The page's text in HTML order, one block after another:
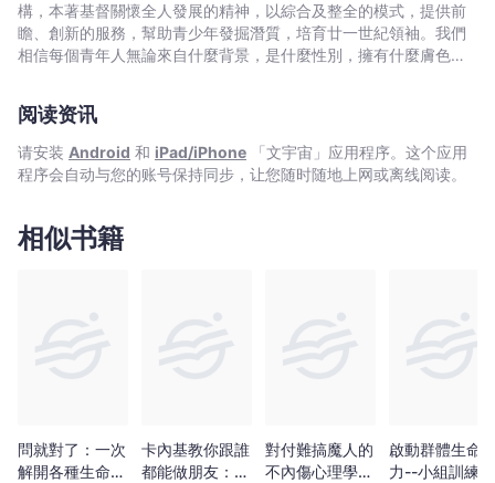
構，本著基督關懷全人發展的精神，以綜合及整全的模式，提供前
瞻、創新的服務，幫助青少年發掘潛質，培育廿一世紀領袖。我們
相信每個青年人無論來自什麼背景，是什麼性別，擁有什麼膚色，
阅读资讯
请安装 Android 和 iPad/iPhone 「文宇宙」应用程序。这个应用
程序会自动与您的账号保持同步，让您随时随地上网或离线阅读。
相似书籍
問就對了：一次
解開各種生命困
卡內基教你跟誰
都能做朋友：影
對付難搞魔人的
不內傷心理學：
啟動群體生命
力--小組訓練